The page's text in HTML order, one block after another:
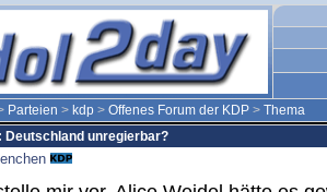
Parteien > kdp > Offenes Forum der KDP > Thema
Deutschland unregierbar?